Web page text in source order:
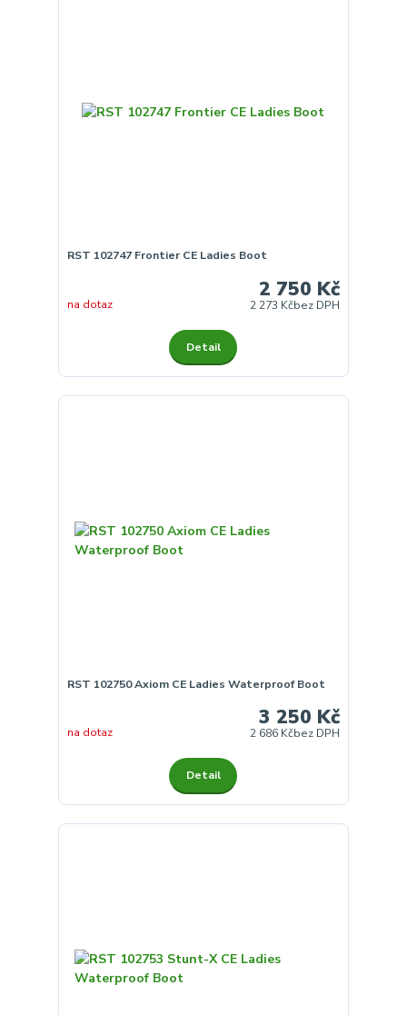
RST 102747 Frontier CE Ladies Boot
2 750 Kč
2 273 Kčbez DPH
na dotaz
Detail
RST 102750 Axiom CE Ladies Waterproof Boot
3 250 Kč
2 686 Kčbez DPH
na dotaz
Detail